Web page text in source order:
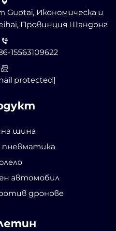
Guotai, Икономическа и
Провинция Шандонг
15563109622
protected]
шина
пневматика
автомобил
дронове